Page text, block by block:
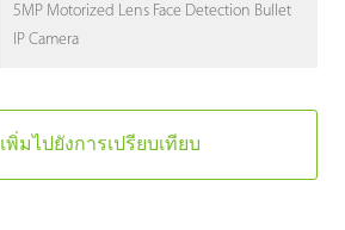
5MP Motorized Lens Face Detection Bullet
IP Camera
เพิ่มไปยังการเปรียบเทียบ